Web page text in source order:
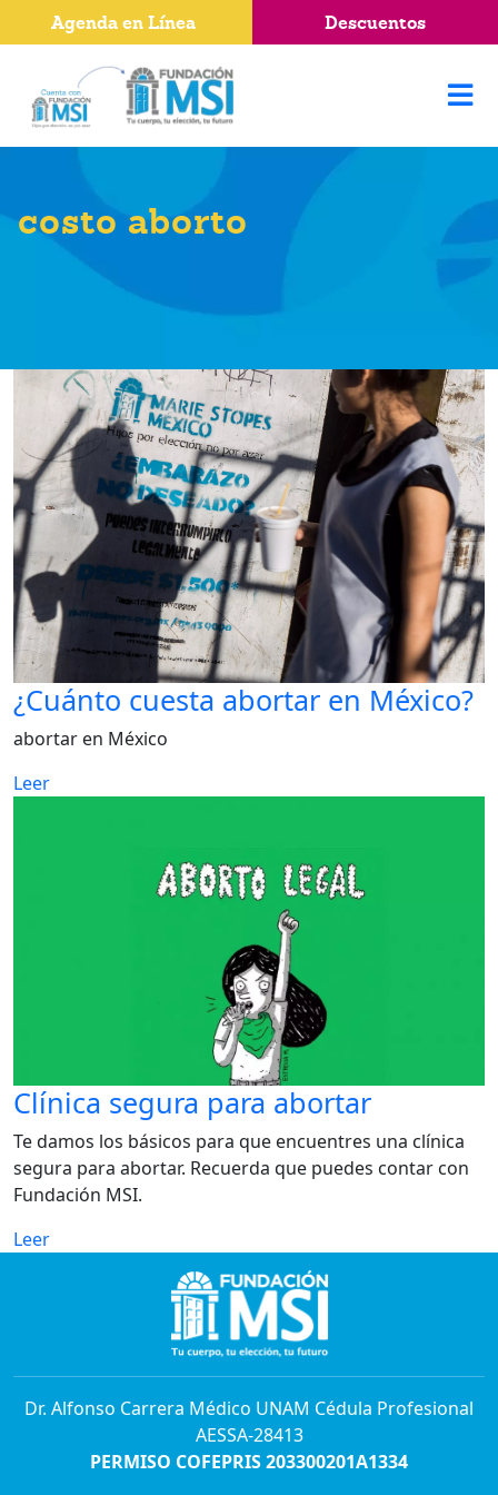
costo aborto
¿Cuánto cuesta abortar en México?
abortar en México
Leer
Clínica segura para abortar
Te damos los básicos para que encuentres una clínica
segura para abortar. Recuerda que puedes contar con
Fundación MSI.
Leer
Dr. Alfonso Carrera Médico UNAM Cédula Profesional
AESSA-28413
PERMISO COFEPRIS 203300201A1334
Agenda en Línea Descuentos